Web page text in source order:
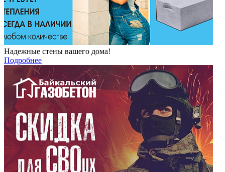
Надежные стены вашего дома!
Подробнее